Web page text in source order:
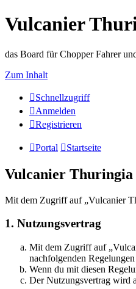
Vulcanier
das Board für Chopper Fahrer
Zum Inhalt
Schnellzugriff
Anmelden
Registrieren
Portal Startseite
Vulcanier Thuringia
Mit dem Zugriff auf „Vulcanier
1. Nutzungsvertrag
Mit dem Zugriff auf
nachfolgenden
Wenn du mit diesen
Der Nutzungsvertrag wird